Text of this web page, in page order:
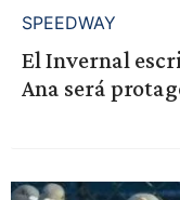
SPEEDWAY
El Invernal
Ana será